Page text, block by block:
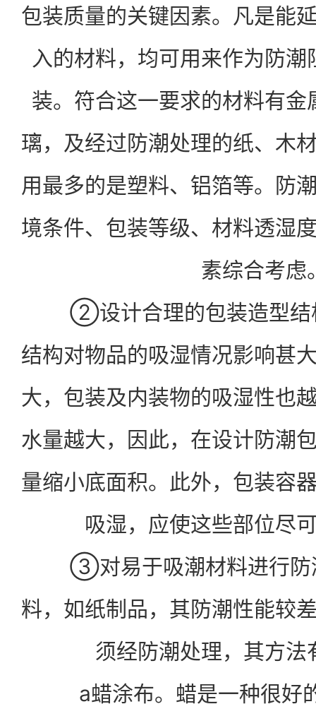
包装质量的关键因素。凡是能
入的材料，均可用来作为防
装。符合这一要求的材料有
璃，及经过防潮处理的纸、木
用最多的是塑料、铝箔等。防
境条件、包装等级、材料透湿
素综合考虑
②设计合理的包装造型结
结构对物品的吸湿情况影响甚
大，包装及内装物的吸湿性也
水量越大，因此，在设计防潮
量缩小底面积。此外，包装容
吸湿，应使这些部位尽
③对易于吸潮材料进行防
料，如纸制品，其防潮性能较
须经防潮处理，其方法
a蜡涂布。蜡是一种很好